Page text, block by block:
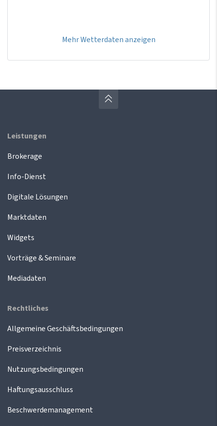
Mehr Wetterdaten anzeigen
Leistungen
Brokerage
Info-Dienst
Digitale Lösungen
Marktdaten
Widgets
Vorträge & Seminare
Mediadaten
Rechtliches
Allgemeine Geschäftsbedingungen
Preisverzeichnis
Nutzungsbedingungen
Haftungsausschluss
Beschwerdemanagement